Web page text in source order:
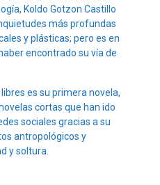
Koldo Gotzon Castillo
más profundas
y plásticas; pero es en
encontrado su vía de
es su primera novela,
cortas que han ido
sociales gracias a su
antropológicos y
y soltura.